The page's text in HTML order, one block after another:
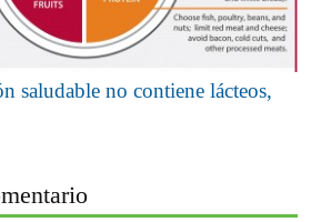
saludable no contiene lácteos,